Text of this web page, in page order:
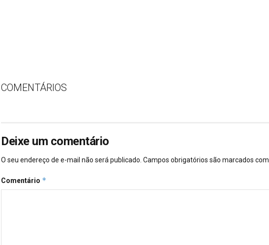
COMENTÁRIOS
Deixe um comentário
O seu endereço de e-mail não será publicado. Campos obrigatórios são marcados com
Comentário *